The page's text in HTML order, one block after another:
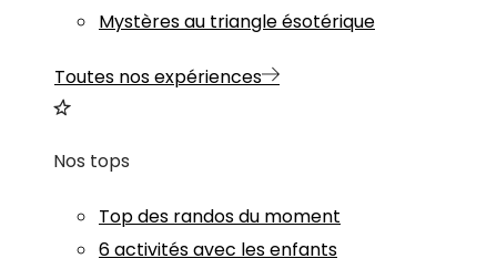
Mystères au triangle ésotérique
Toutes nos expériences
Nos tops
Top des randos du moment
6 activités avec les enfants